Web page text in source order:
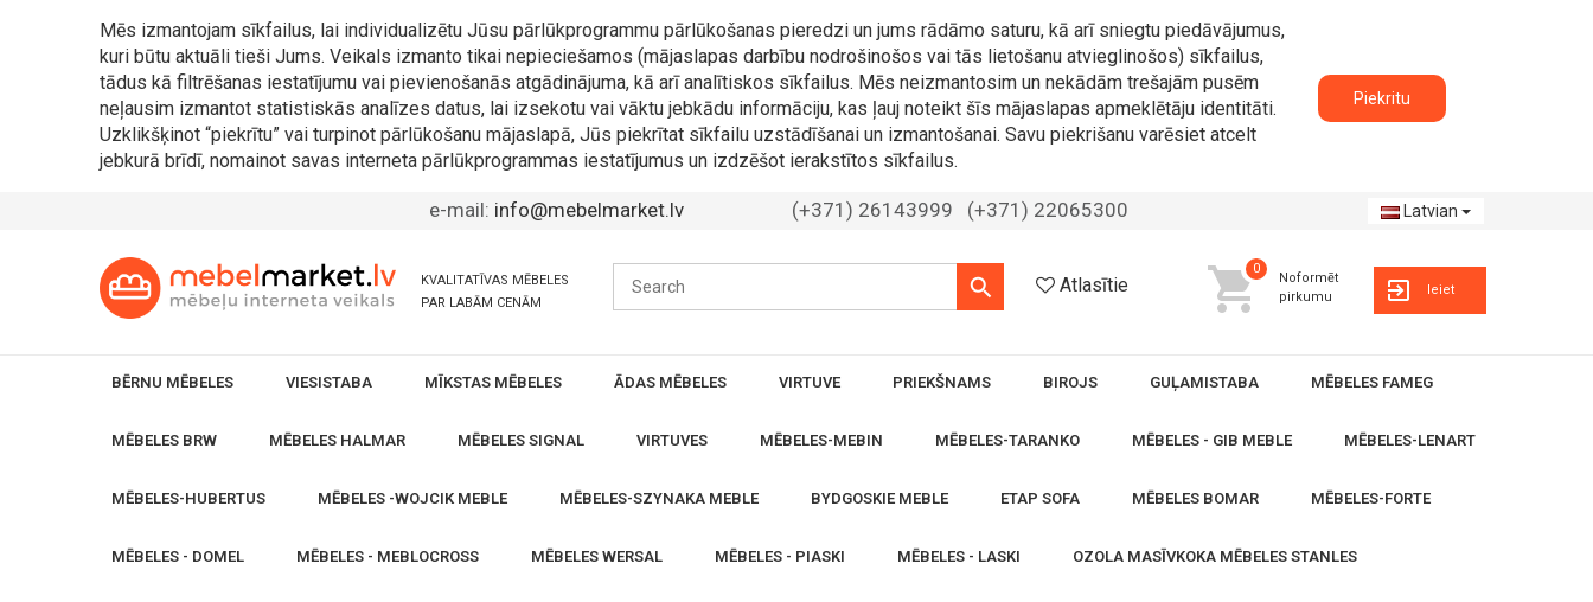
Mēs izmantojam sīkfailus, lai individualizētu Jūsu pārlūkprogrammu pārlūkošanas pieredzi un jums rādāmo saturu, kā arī sniegtu piedāvājumus,
kuri būtu aktuāli tieši Jums. Veikals izmanto tikai nepieciešamos (mājaslapas darbību nodrošinošos vai tās lietošanu atvieglinošos) sīkfailus,
tādus kā filtrēšanas iestatījumu vai pievienošanās atgādinājuma, kā arī analītiskos sīkfailus. Mēs neizmantosim un nekādām trešajām pusēm
neļausim izmantot statistiskās analīzes datus, lai izsekotu vai vāktu jebkādu informāciju, kas ļauj noteikt šīs mājaslapas apmeklētāju identitāti.
Uzklikšķinot “piekrītu” vai turpinot pārlūkošanu mājaslapā, Jūs piekrītat sīkfailu uzstādīšanai un izmantošanai. Savu piekrišanu varēsiet atcelt
jebkurā brīdī, nomainot savas interneta pārlūkprogrammas iestatījumus un izdzēšot ierakstītos sīkfailus.
Piekritu
e-mail: info@mebelmarket.lv (+371) 26143999 (+371) 22065300 Latvian
KVALITATĪVAS MĒBELES
PAR LABĀM CENĀM
Atlasītie
0
Noformēt
pirkumu
Ieiet
BĒRNU MĒBELES VIESISTABA MĪKSTAS MĒBELES ĀDAS MĒBELES VIRTUVE PRIEKŠNAMS BIROJS GUĻAMISTABA MĒBELES FAMEG
MĒBELES BRW MĒBELES HALMAR MĒBELES SIGNAL VIRTUVES MĒBELES-MEBIN MĒBELES-TARANKO MĒBELES - GIB MEBLE MĒBELES-LENART
MĒBELES-HUBERTUS MĒBELES -WOJCIK MEBLE MĒBELES-SZYNAKA MEBLE BYDGOSKIE MEBLE ETAP SOFA MĒBELES BOMAR MĒBELES-FORTE
MĒBELES - DOMEL MĒBELES - MEBLOCROSS MĒBELES WERSAL MĒBELES - PIASKI MĒBELES - LASKI OZOLA MASĪVKOKA MĒBELES STANLES